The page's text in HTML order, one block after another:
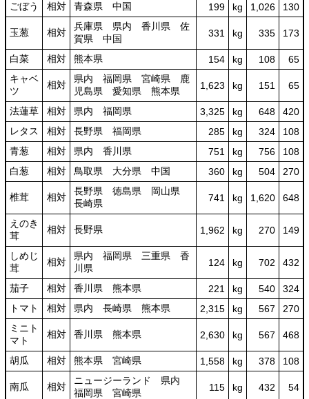
ごぼう
相対 青森県 中国 199 kg 1,026 130
玉葱 相対
兵庫県 県内 香川県 佐
賀県 中国
331 kg 335 173
白菜 相対 熊本県 154 kg 108
65
キャベ
ツ
相対
県内 福岡県 宮崎県 鹿
児島県 愛知県 熊本県
1,623 kg 151 65
法蓮草 相対 県内 福岡県 3,325 kg 648
420
レタス
相対 長野県 福岡県 285 kg 324
108
青葱
相対 県内 香川県 751 kg 756
108
白葱
相対 鳥取県 大分県 中国 360 kg 504 270
椎茸 相対
長野県 徳島県 岡山県
長崎県
741 kg 1,620 648
えのき
茸
相対 長野県 1,962 kg 270 149
しめじ
茸
相対
県内 福岡県 三重県 香
川県
124 kg 702 432
茄子 相対 香川県 熊本県 221 kg 540
324
トマト
相対 県内 長崎県 熊本県 2,315 kg 567
270
ミニト
マト
相対 香川県 熊本県 2,630 kg 567 468
胡瓜 相対 熊本県 宮崎県 1,558 kg 378 108
南瓜 相対
ニュージーランド 県内
福岡県 宮崎県
115 kg 432 54